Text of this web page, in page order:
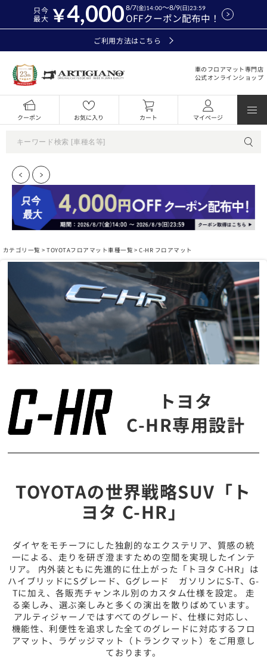
只今
最大
4,000OFFクーポン配布中！
8/7(金)14:00～8/9(日)23:59
ご利用方法はこちら
車のフロアマット専門店
公式オンラインショップ
クーポン お気に入り カート マイページ
カテゴリ一覧 >TOYOTAフロアマット車種一覧 > C-HR フロアマット
トヨタ
C-HR専用設計
TOYOTAの世界戦略SUV「ト
ヨタ C-HR」
ダイヤをモチーフにした独創的なエクステリア、質感の統
一による、走りを研ぎ澄ますための空間を実現したインテ
リア。 内外装ともに先進的に仕上がった「トヨタ C-HR」は
ハイブリッドにSグレード、Gグレード ガソリンにS-T、G-
Tに加え、各販売チャンネル別のカスタム仕様を設定。 走
る楽しみ、選ぶ楽しみと多くの演出を散りばめています。
アルティジャーノではすべてのグレード、仕様に対応し、
機能性、利便性を追求した全てのグレードに対応するフロ
アマット、ラゲッジマット（トランクマット）をご用意し
ております。